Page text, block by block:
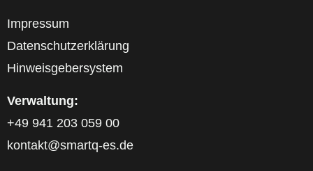
Impressum
Datenschutzerklärung
Hinweisgebersystem
Verwaltung:
+49 941 203 059 00
kontakt@smartq-es.de